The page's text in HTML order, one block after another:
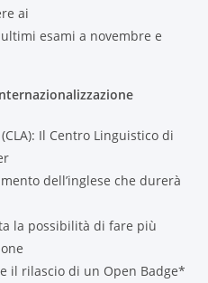
ai
esami a novembre e
Il Centro Linguistico di
dell’inglese che durerà
la possibilità di fare più
il rilascio di un Open Badge*